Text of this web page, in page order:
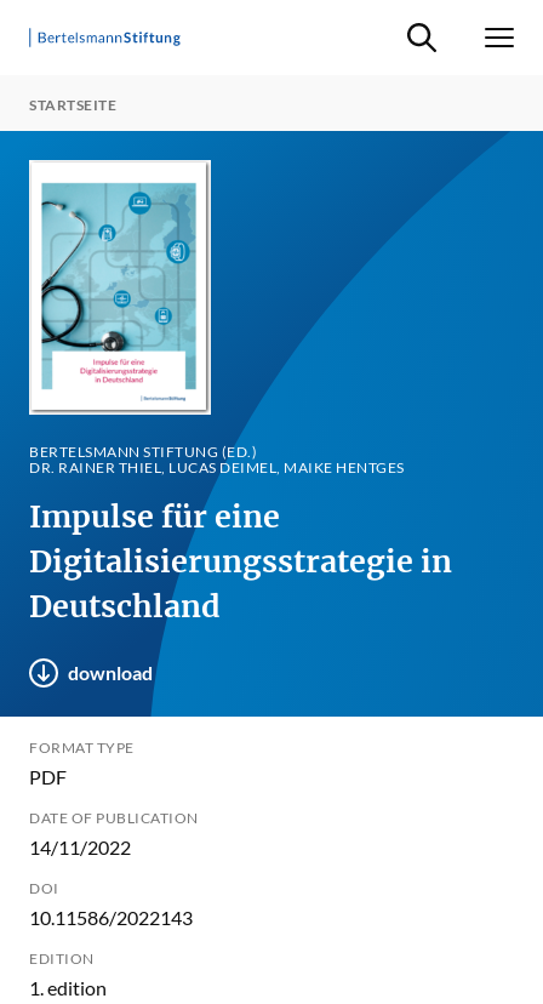
Suche ein-/
STARTSEITE
BERTELSMANN STIFTUNG (ED.)
DR. RAINER THIEL, LUCAS DEIMEL, MAIKE HENTGES
Impulse für eine
Digitalisierungsstrategie in
Deutschland
download
FORMAT TYPE
PDF
DATE OF PUBLICATION
14/11/2022
DOI
10.11586/2022143
EDITION
1. edition